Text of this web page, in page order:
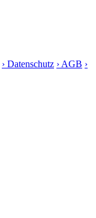
› Datenschutz › AGB ›